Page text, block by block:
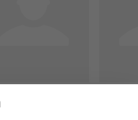
Büttner
AfD -